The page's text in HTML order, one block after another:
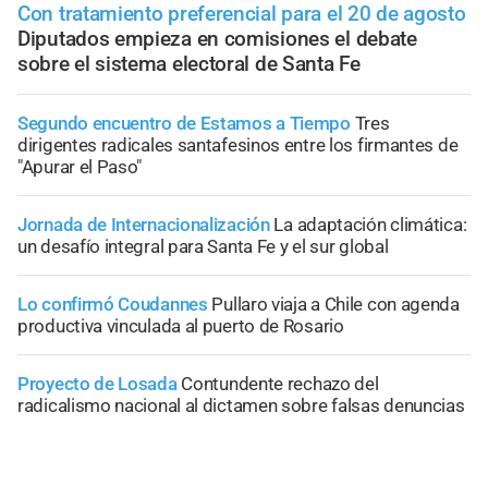
Con tratamiento preferencial para el 20 de agosto
Diputados empieza en comisiones el debate
sobre el sistema electoral de Santa Fe
Segundo encuentro de Estamos a Tiempo Tres
dirigentes radicales santafesinos entre los firmantes de
"Apurar el Paso"
Jornada de Internacionalización La adaptación climática:
un desafío integral para Santa Fe y el sur global
Lo confirmó Coudannes Pullaro viaja a Chile con agenda
productiva vinculada al puerto de Rosario
Proyecto de Losada Contundente rechazo del
radicalismo nacional al dictamen sobre falsas denuncias